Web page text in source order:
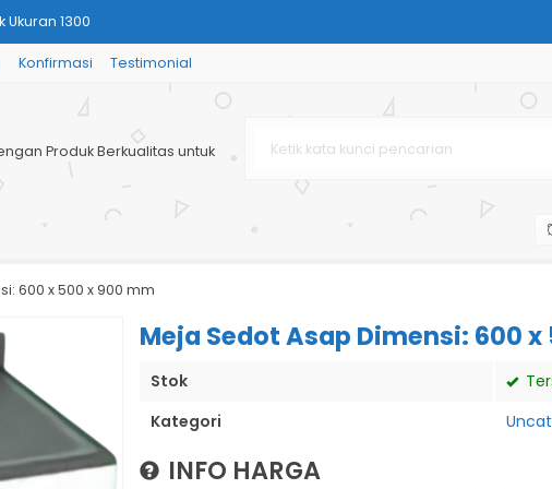
Ukuran 1300
Tap Phenolic
304
Resin)
+ Ring
Konfirmasi Testimonial
Produk Berkualitas untuk
600 x 500 x 900 mm
Meja Sedot Asap Dimensi: 600
Stok
Kategori
INFO HARGA